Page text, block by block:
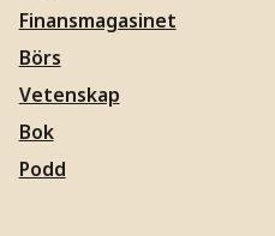
Finansmagasinet
Börs
Vetenskap
Bok
Podd